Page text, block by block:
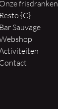
Onze frisdranken
Resto {C}
Bar Sauvage
Contact